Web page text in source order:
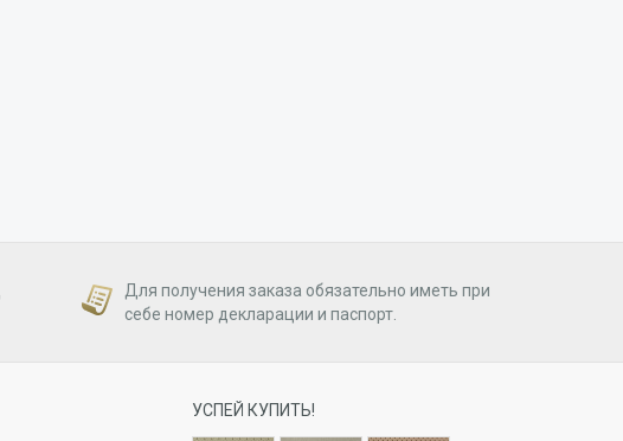
Для получения заказа обязательно иметь при
себе номер декларации и паспорт.
УСПЕЙ КУПИТЬ!